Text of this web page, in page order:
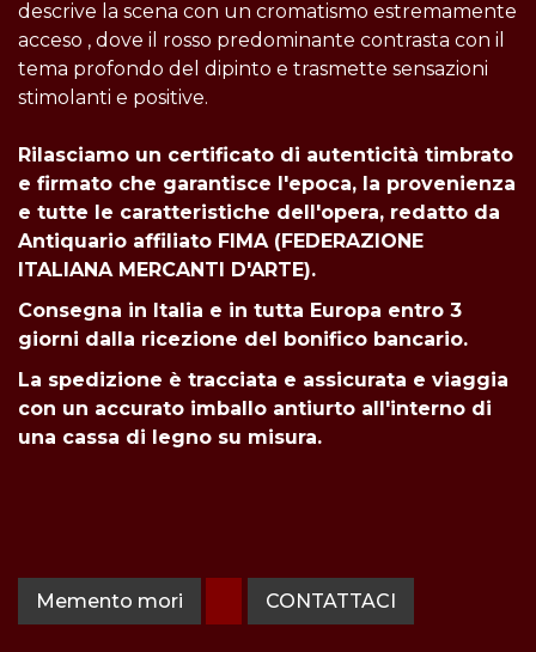
descrive la scena con un cromatismo estremamente
acceso , dove il rosso predominante contrasta con il
tema profondo del dipinto e trasmette sensazioni
stimolanti e positive.
Rilasciamo un certificato di autenticità timbrato
e firmato che garantisce l'epoca, la provenienza
e tutte le caratteristiche dell'opera, redatto da
Antiquario affiliato FIMA (FEDERAZIONE
ITALIANA MERCANTI D'ARTE).
Consegna in Italia e in tutta Europa entro 3
giorni dalla ricezione del bonifico bancario.
La spedizione è tracciata e assicurata e viaggia
con un accurato imballo antiurto all'interno di
una cassa di legno su misura.
Memento mori CONTATTACI